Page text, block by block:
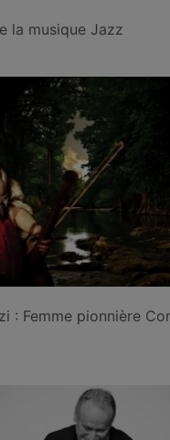
la musique Jazz
: Femme pionnière